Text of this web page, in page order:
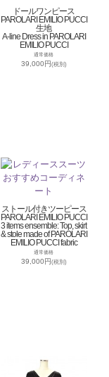
ドールワンピース
PAROLARI EMILIO PUCCI
生地
A-line Dress in PAROLARI
EMILIO PUCCI
通常価格
39,000円(税別)
ストール付きツーピース
PAROLARI EMILIO PUCCI
3 items ensemble: Top, skirt
& stole made of PAROLARI
EMILIO PUCCI fabric
通常価格
39,000円(税別)